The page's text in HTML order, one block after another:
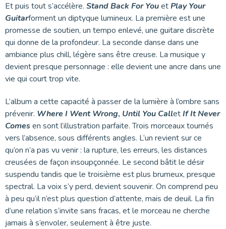
Et puis tout s’accélère. Stand Back For YouetPlay Your
Guitarforment un diptyque lumineux. La première est une
promesse de soutien, un tempo enlevé, une guitare discrète
qui donne de la profondeur. La seconde danse dans une
ambiance plus chill, légère sans être creuse. La musique y
devient presque personnage : elle devient une ancre dans une
vie qui court trop vite.
L’album a cette capacité à passer de la lumière à l’ombre sans
prévenir. Where I Went Wrong, Until You CalletIf It Never
Comesen sont l’illustration parfaite. Trois morceaux tournés
vers l’absence, sous différents angles. L’un revient sur ce
qu’on n’a pas vu venir : la rupture, les erreurs, les distances
creusées de façon insoupçonnée. Le second bâtit le désir
suspendu tandis que le troisième est plus brumeux, presque
spectral. La voix s’y perd, devient souvenir. On comprend peu
à peu qu’il n’est plus question d’attente, mais de deuil. La fin
d’une relation s’invite sans fracas, et le morceau ne cherche
jamais à s’envoler, seulement à être juste.